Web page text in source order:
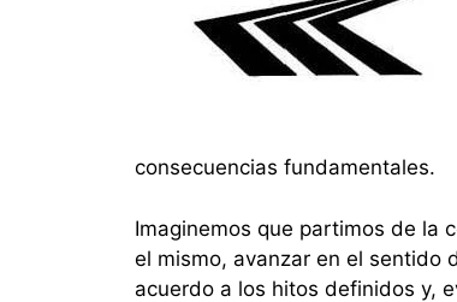
consecuencias fundamentales.
Imaginemos que partimos de la
el mismo, avanzar en el sentido
acuerdo a los hitos definidos y,